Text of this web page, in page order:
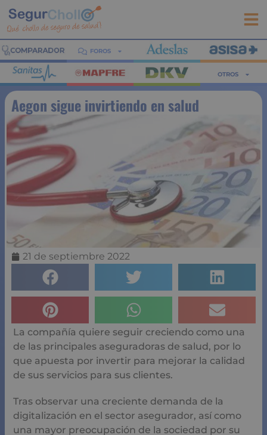
FOROS
OTROS
Aegon sigue invirtiendo en salud
21 de septiembre 2022
La compañía quiere seguir creciendo como una
de las principales aseguradoras de salud, por lo
que apuesta por invertir para mejorar la calidad
de sus servicios para sus clientes.
Tras observar una creciente demanda de la
digitalización en el sector asegurador, así como
una mayor preocupación de la sociedad por su